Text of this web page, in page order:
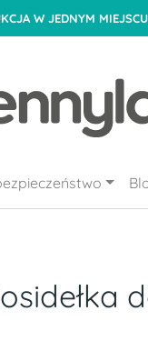
W JEDNYM MIEJSCU